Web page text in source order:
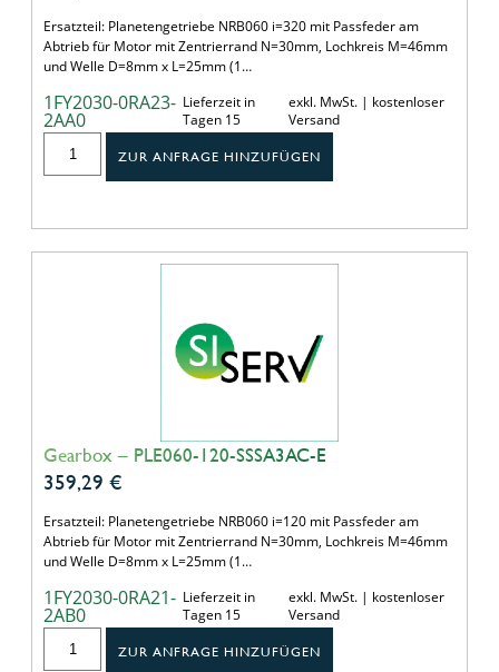
Ersatzteil: Planetengetriebe NRB060 i=320 mit Passfeder am
Abtrieb für Motor mit Zentrierrand N=30mm, Lochkreis M=46mm
und Welle D=8mm x L=25mm (1…
1FY2030-0RA23-
2AA0
Lieferzeit in
Tagen 15
exkl. MwSt. | kostenloser
Versand
ZUR ANFRAGE HINZUFÜGEN
Gearbox – PLE060-120-SSSA3AC-E
359,29 €
Ersatzteil: Planetengetriebe NRB060 i=120 mit Passfeder am
Abtrieb für Motor mit Zentrierrand N=30mm, Lochkreis M=46mm
und Welle D=8mm x L=25mm (1…
1FY2030-0RA21-
2AB0
Lieferzeit in
Tagen 15
exkl. MwSt. | kostenloser
Versand
ZUR ANFRAGE HINZUFÜGEN